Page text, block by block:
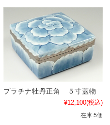
プラチナ牡丹正角 ５寸蓋物
¥12,100(税込)
在庫 5個